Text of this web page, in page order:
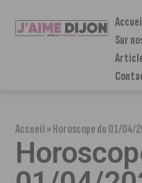
Sur
Accueil»Horoscope du 01/04/